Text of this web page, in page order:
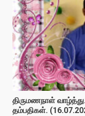
திருமணநாள்
தம்பதிகள்.